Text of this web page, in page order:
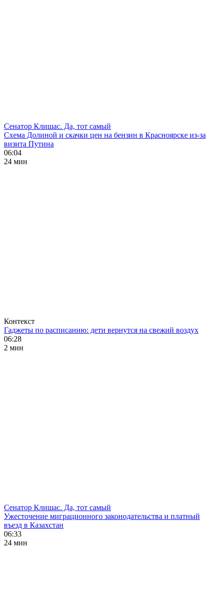
Сенатор Клишас. Да, тот самый
Схема Долиной и скачки цен на бензин в Красноярске из-за
визита Путина
06:04
24 мин
Контекст
Гаджеты по расписанию: дети вернутся на свежий воздух
06:28
2 мин
Сенатор Клишас. Да, тот самый
Ужесточение миграционного законодательства и платный
въезд в Казахстан
06:33
24 мин